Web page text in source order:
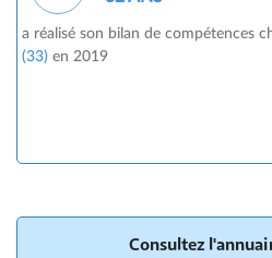
a réalisé son bilan de compétences
(33) en 2019
Consultez